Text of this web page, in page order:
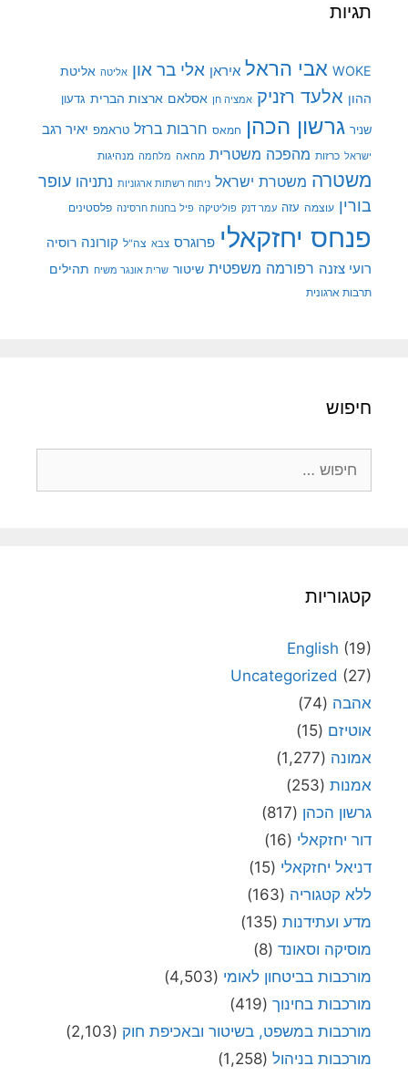
תגיות
WOKE אבי הראל איראן אלי בר און אליטה אליטת
ההון אלעד רזניק אמציה חן אסלאם ארצות הברית גדעון
שניר גרשון הכהן חמאס חרבות ברזל טראמפ יאיר רגב
ישראל כרזות מהפכה משטרית מחאה מלחמה מנהיגות
משטרה משטרת ישראל ניתוח רשתות ארגוניות נתניהו עופר
בורין עוצמה עזה עמר דנק פוליטיקה פיל בחנות חרסינה פלסטינים
פנחס יחזקאלי פרוגרס צבא צה"ל קורונה רוסיה
רועי צזנה רפורמה משפטית שיטור שרית אונגר משיח תהילים
תרבות ארגונית
חיפוש
קטגוריות
English (19)
Uncategorized (27)
אהבה (74)
אוטיזם (15)
אמונה (1,277)
אמנות (253)
גרשון הכהן (817)
דור יחזקאלי (16)
דניאל יחזקאלי (15)
ללא קטגוריה (163)
מדע ועתידנות (135)
מוסיקה וסאונד (8)
מורכבות בביטחון לאומי (4,503)
מורכבות בחינוך (419)
מורכבות במשפט, בשיטור ובאכיפת חוק (2,103)
מורכבות בניהול (1,258)